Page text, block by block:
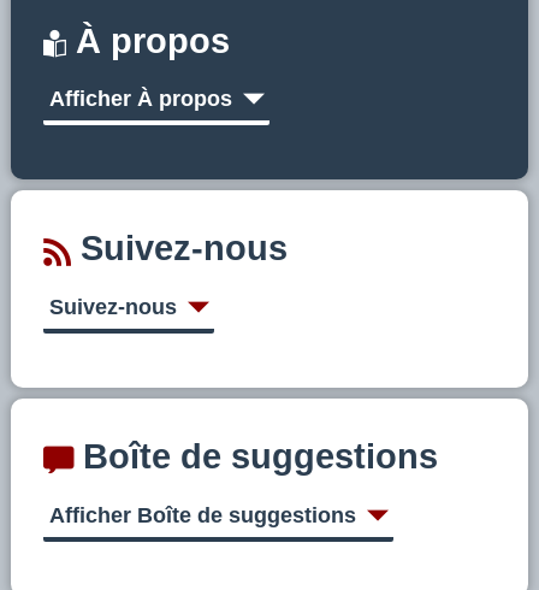
À propos
Afficher À propos
Suivez-nous
Suivez-nous
Boîte de suggestions
Afficher Boîte de suggestions